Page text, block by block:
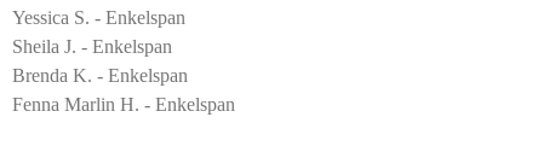
Yessica S. - Enkelspan
Sheila J. - Enkelspan
Brenda K. - Enkelspan
Fenna Marlin H. - Enkelspan